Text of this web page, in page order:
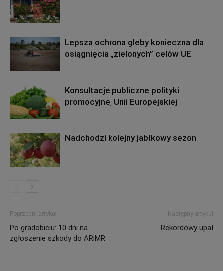
Lepsza ochrona gleby konieczna dla
osiągnięcia „zielonych” celów UE
Konsultacje publiczne polityki
promocyjnej Unii Europejskiej
Nadchodzi kolejny jabłkowy sezon
Poprzedni artykuł
Po gradobiciu: 10 dni na
zgłoszenie szkody do ARiMR
Następny artykuł
Rekordowy upał